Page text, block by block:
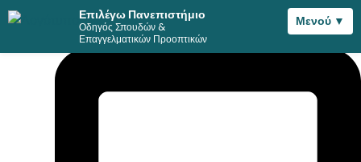
στο
περιεχόμενο
Επιλέγω Πανεπιστήμιο
Οδηγός Σπουδών &
Επαγγελματικών Προοπτικών
Μενού ▼